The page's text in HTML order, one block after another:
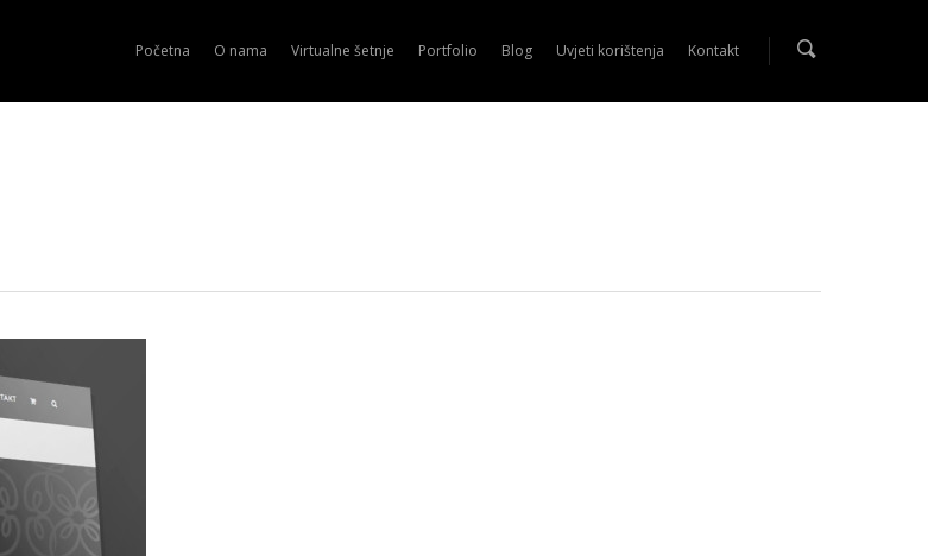
Početna O nama Virtualne šetnje Portfolio Blog Uvjeti korištenja Kontakt